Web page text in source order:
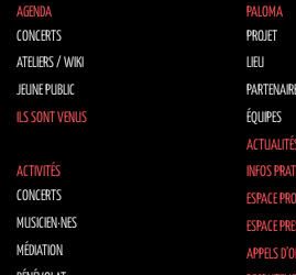
AGENDA
CONCERTS
ATELIERS / WIKI
JEUNE PUBLIC
ILS SONT VENUS
PALOMA
PROJET
LIEU
ÉQUIPES
ACTIVITÉS
CONCERTS
MUSICIEN·NES
MÉDIATION
INFOS
ESPACE PRO
ESPACE
APPELS